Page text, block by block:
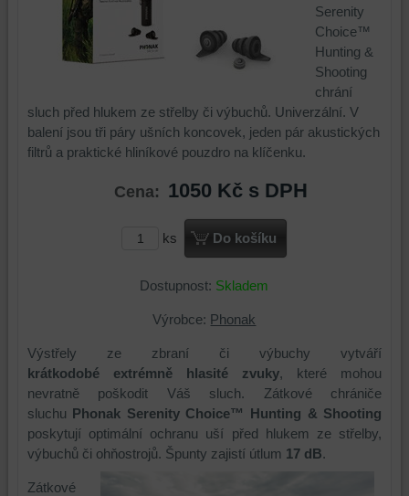
Serenity
Choice™
Hunting &
Shooting
chrání
sluch před hlukem ze střelby či výbuchů. Univerzální. V
balení jsou tři páry ušních koncovek, jeden pár akustických
filtrů a praktické hliníkové pouzdro na klíčenku.
Cena: 1050 Kč s DPH
ks Do košíku
Dostupnost: Skladem
Výrobce: Phonak
Výstřely ze zbraní či výbuchy vytváří
krátkodobé extrémně hlasité zvuky, které mohou
nevratně poškodit Váš sluch. Zátkové chrániče
sluchu Phonak Serenity Choice™ Hunting & Shooting
poskytují optimální ochranu uší před hlukem ze střelby,
výbuchů či ohňostrojů. Špunty zajistí útlum 17 dB.
Zátkové